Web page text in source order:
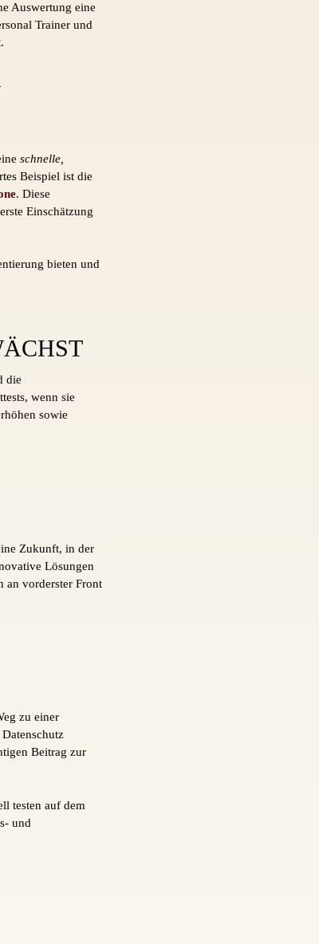
Auswertung eine
Trainer und
schnelle,
Beispiel ist die
. Diese
Einschätzung
bieten und
die
wenn sie
sowie
Zukunft, in der
Lösungen
an vorderster Front
zu einer
Beitrag zur
testen auf dem
und